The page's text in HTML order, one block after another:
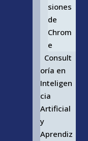
siones
de
Chrom
e
Consult
oría en
Inteligen
cia
Artificial
y
Aprendiz